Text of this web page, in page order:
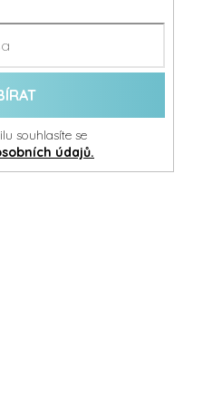
Vložením e-mailu souhlasíte se
údajů.